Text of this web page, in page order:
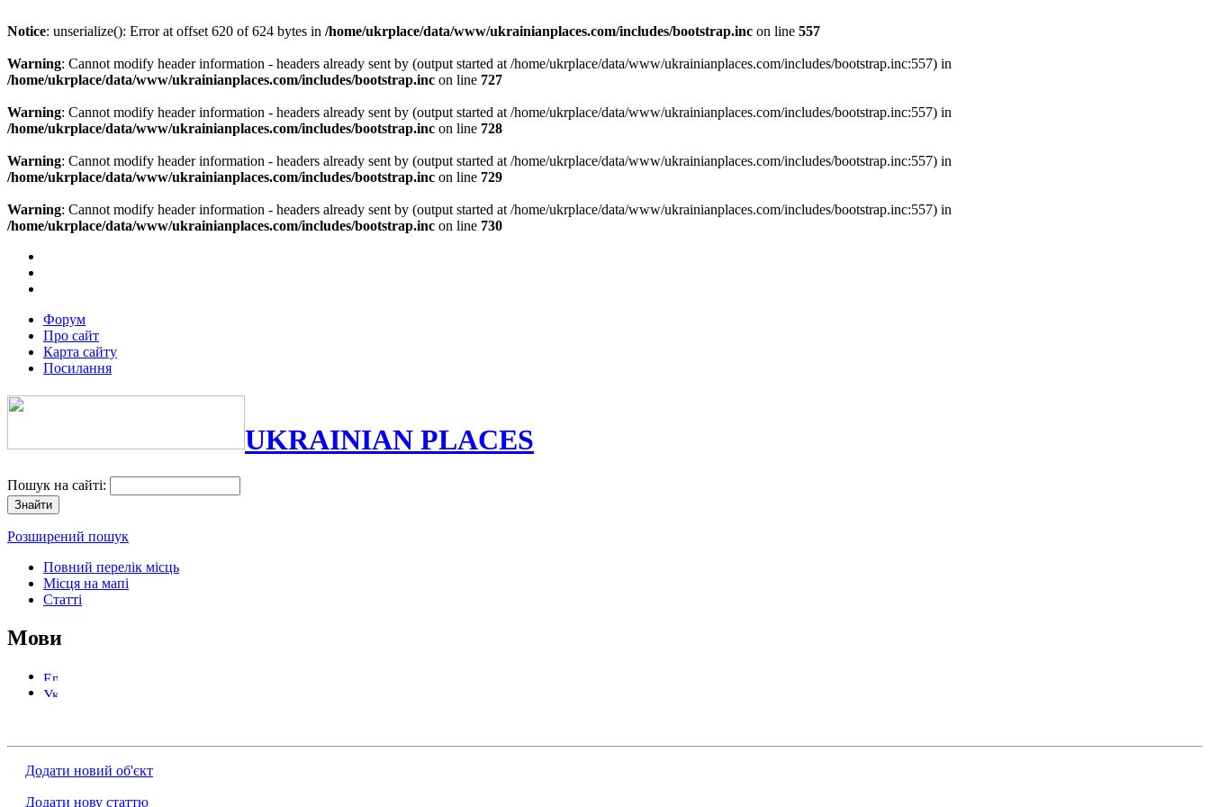
Notice: unserialize(): Error at offset 620 of 624 bytes in /home/ukrplace/data/www/ukrainianplaces.com/includes/bootstrap.inc on line 557
Warning: Cannot modify header information - headers already sent by (output started at /home/ukrplace/data/www/ukrainianplaces.com/includes/bootstrap.inc:557) in
/home/ukrplace/data/www/ukrainianplaces.com/includes/bootstrap.inc on line 727
Warning: Cannot modify header information - headers already sent by (output started at /home/ukrplace/data/www/ukrainianplaces.com/includes/bootstrap.inc:557) in
/home/ukrplace/data/www/ukrainianplaces.com/includes/bootstrap.inc on line 728
Warning: Cannot modify header information - headers already sent by (output started at /home/ukrplace/data/www/ukrainianplaces.com/includes/bootstrap.inc:557) in
/home/ukrplace/data/www/ukrainianplaces.com/includes/bootstrap.inc on line 729
Warning: Cannot modify header information - headers already sent by (output started at /home/ukrplace/data/www/ukrainianplaces.com/includes/bootstrap.inc:557) in
/home/ukrplace/data/www/ukrainianplaces.com/includes/bootstrap.inc on line 730
Форум
Про сайт
Карта сайту
Посилання
UKRAINIAN PLACES
Пошук на сайті:
Розширений пошук
Повний перелік місць
Місця на мапі
Статті
Мови
Додати новий об'єкт
Додати нову статтю